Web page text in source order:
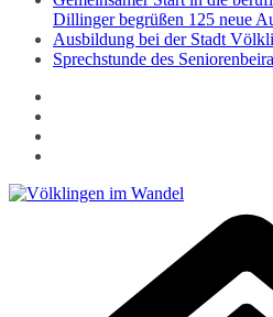
Dillinger begrüßen 125 neue
Ausbildung bei der Stadt
Sprechstunde des